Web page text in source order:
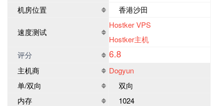
机房位置
香港沙田
速度测试
Hostker VPS
Hostker主机
评分
6.8
主机商
Dogyun
单/双向
双向
内存
1024